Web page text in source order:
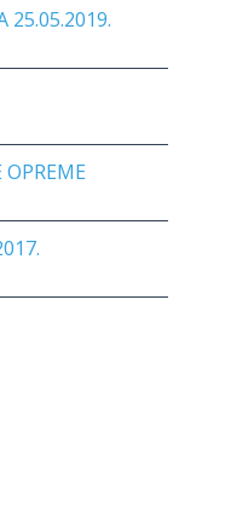
25.05.2019.